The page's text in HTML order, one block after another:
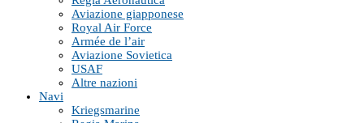
Aviazione giapponese
Royal Air Force
Armée de l’air
Aviazione Sovietica
USAF
Altre nazioni
Navi
Kriegsmarine